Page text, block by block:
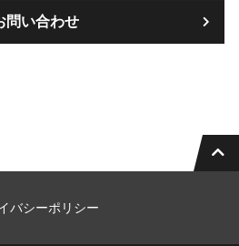
問い合わせ
バシーポリシー